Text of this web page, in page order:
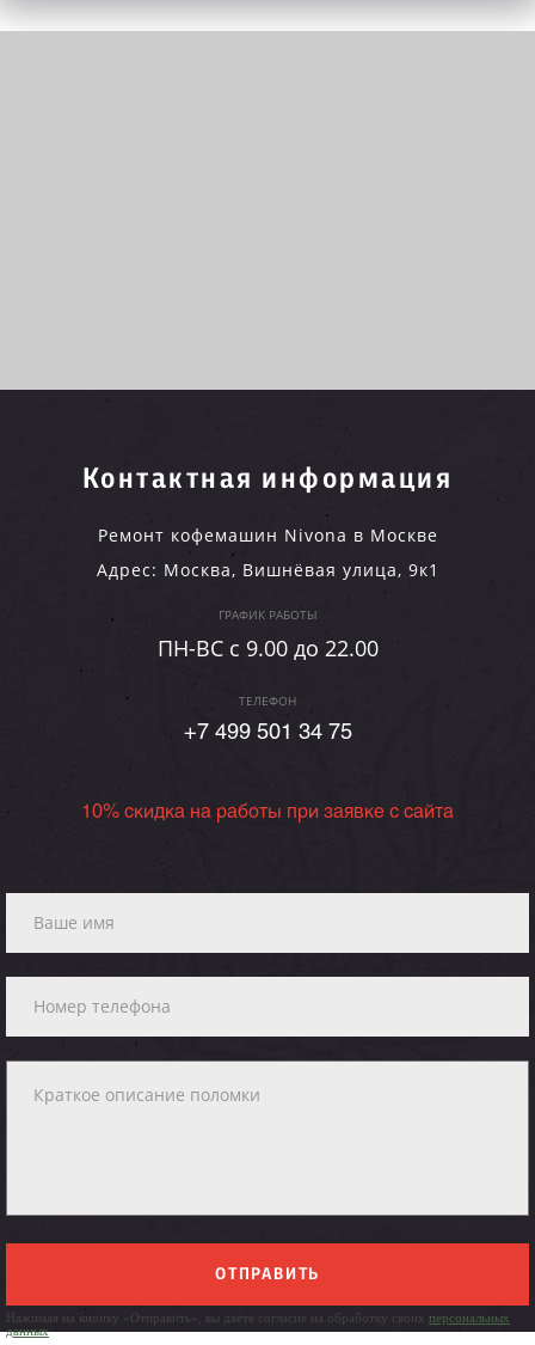
Контактная информация
Ремонт кофемашин Nivona в Москве
Адрес: Москва, Вишнёвая улица, 9к1
ГРАФИК РАБОТЫ
ПН-ВC c 9.00 до 22.00
ТЕЛЕФОН
+7 499 501 34 75
10% скидка на работы при заявке с сайта
ОТПРАВИТЬ
Нажимая на кнопку «Отправить», вы даете согласие на обработку своих персональных
данных